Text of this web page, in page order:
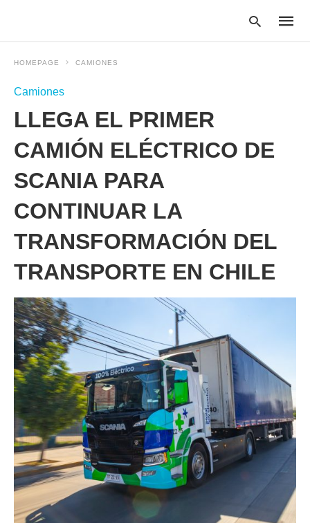
HOMEPAGE CAMIONES
Camiones
LLEGA EL PRIMER
CAMIÓN ELÉCTRICO DE
SCANIA PARA
CONTINUAR LA
TRANSFORMACIÓN DEL
TRANSPORTE EN CHILE